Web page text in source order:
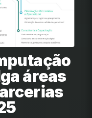
áreas